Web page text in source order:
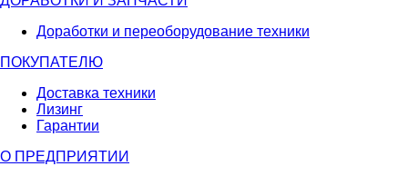
Доработки и переоборудование техники
ПОКУПАТЕЛЮ
Доставка техники
Лизинг
Гарантии
О ПРЕДПРИЯТИИ